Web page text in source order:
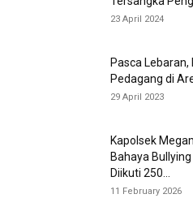
23 April 2024
Pasca
Pedagang di
29 April 2023
Kapolsek
Bahaya
Diikuti 250...
11 February 2026